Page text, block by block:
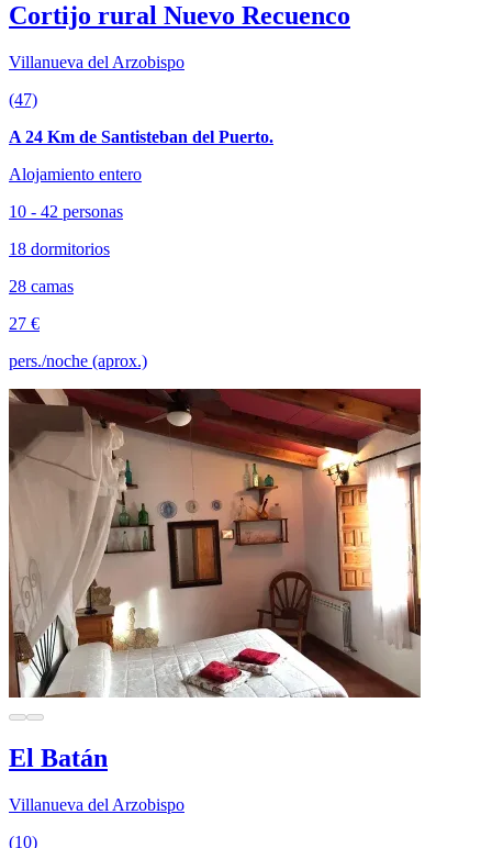
Cortijo rural Nuevo Recuenco
Villanueva del Arzobispo
(47)
A 24 Km de Santisteban del Puerto.
Alojamiento entero
10 - 42 personas
18 dormitorios
28 camas
27 €
pers./noche (aprox.)
El Batán
Villanueva del Arzobispo
(10)